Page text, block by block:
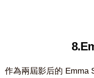
作為兩屆影后的 Emma